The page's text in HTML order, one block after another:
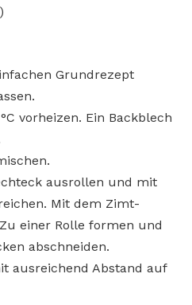
Grundrezept
vorheizen. Ein Backblech
ausrollen und mit
Mit dem Zimt-
einer Rolle formen und
abschneiden.
ausreichend Abstand auf